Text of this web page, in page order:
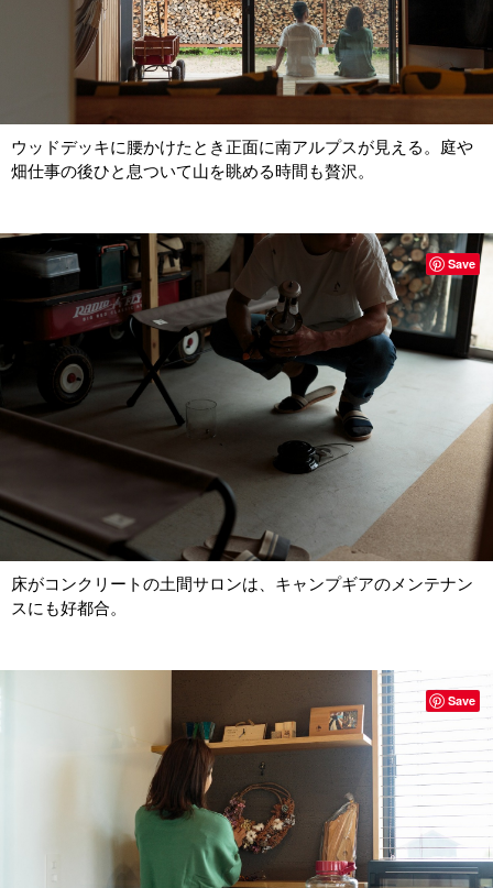
ウッドデッキに腰かけたとき正面に南アルプスが見える。庭や
畑仕事の後ひと息ついて山を眺める時間も贅沢。
床がコンクリートの土間サロンは、キャンプギアのメンテナン
スにも好都合。
Save
Save